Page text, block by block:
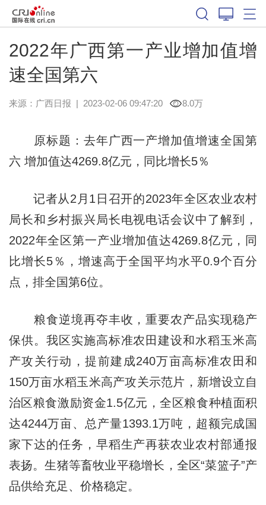
2022年广西第一产业增加值增
速全国第六
来源： 广西日报 | 2023-02-06 09:47:20 8.0万
原标题：去年广西一产增加值增速全国第
六 增加值达4269.8亿元，同比增长5％
记者从2月1日召开的2023年全区农业农村
局长和乡村振兴局长电视电话会议中了解到，
2022年全区第一产业增加值达4269.8亿元，同
比增长5％，增速高于全国平均水平0.9个百分
点，排全国第6位。
粮食逆境再夺丰收，重要农产品实现稳产
保供。我区实施高标准农田建设和水稻玉米高
产攻关行动，提前建成240万亩高标准农田和
150万亩水稻玉米高产攻关示范片，新增设立自
治区粮食激励资金1.5亿元，全区粮食种植面积
达4244万亩、总产量1393.1万吨，超额完成国
家下达的任务，早稻生产再获农业农村部通报
表扬。生猪等畜牧业平稳增长，全区“菜篮子”产
品供给充足、价格稳定。